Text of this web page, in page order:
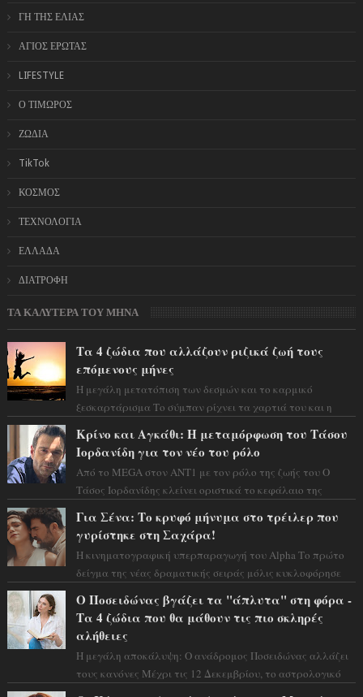
ΓΗ ΤΗΣ ΕΛΙΑΣ
ΑΓΙΟΣ ΕΡΩΤΑΣ
LIFESTYLE
Ο ΤΙΜΩΡΟΣ
ΖΩΔΙΑ
TikTok
ΚΟΣΜΟΣ
ΤΕΧΝΟΛΟΓΙΑ
ΕΛΛΑΔΑ
ΔΙΑΤΡΟΦΗ
ΤΑ ΚΑΛΥΤΕΡΑ ΤΟΥ ΜΗΝΑ
Τα 4 ζώδια που αλλάζουν ριζικά ζωή τους
επόμενους μήνες
Η μεγάλη μετατόπιση των δεσμών και το καρμικό
ξεσκαρτάρισμα Το σύμπαν ρίχνει τα χαρτιά του και η
Κρίνο και Αγκάθι: Η μεταμόρφωση του Τάσου
Ιορδανίδη για τον νέο του ρόλο
Από το MEGA στον ΑΝΤ1 με τον ρόλο της ζωής του Ο
Τάσος Ιορδανίδης κλείνει οριστικά το κεφάλαιο της
Για Σένα: Το κρυφό μήνυμα στο τρέιλερ που
γυρίστηκε στη Σαχάρα!
Η κινηματογραφική υπερπαραγωγή του Alpha Το πρώτο
δείγμα της νέας δραματικής σειράς μόλις κυκλοφόρησε
Ο Ποσειδώνας βγάζει τα "άπλυτα" στη φόρα -
Τα 4 ζώδια που θα μάθουν τις πιο σκληρές
αλήθειες
Η μεγάλη αποκάλυψη: Ο ανάδρομος Ποσειδώνας αλλάζει
τους κανόνες Μέχρι τις 12 Δεκεμβρίου, το αστρολογικό